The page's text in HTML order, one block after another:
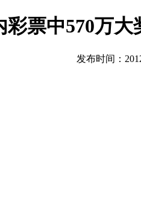
票中570万大
发布时间：